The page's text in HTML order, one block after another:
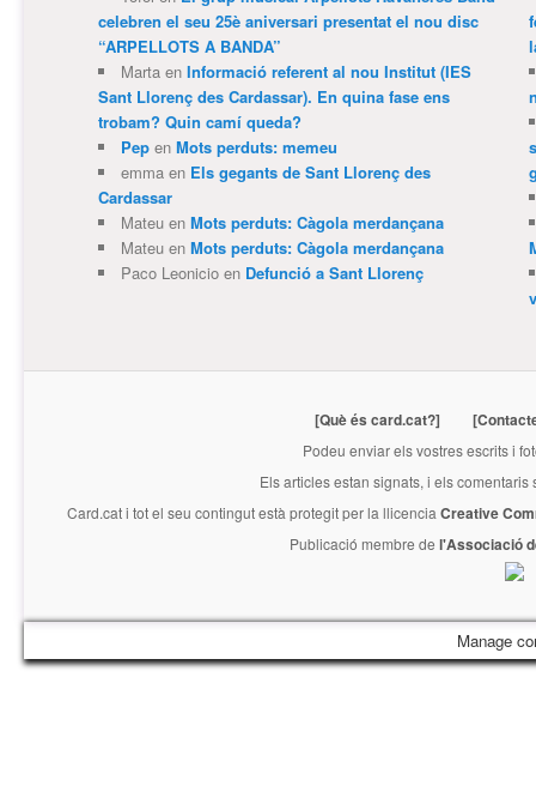
celebren el seu 25è aniversari presentat el nou disc
“ARPELLOTS A BANDA”
Martaen Informació referent al nou Institut (IES
Sant Llorenç des Cardassar). En quina fase ens
trobam? Quin camí queda?
Pepen Mots perduts: memeu
emmaen Els gegants de Sant Llorenç des
Cardassar
Mateuen Mots perduts: Càgola merdançana
Mateuen Mots perduts: Càgola merdançana
Paco Leonicioen Defunció a Sant Llorenç
[Què és card.cat?]
Podeu enviar els vostres escrits i
Els articles estan signats, i els
Card.cati tot el seu contingut està protegit per la llicencia Creative
Publicació membre de l'Associació
Manage